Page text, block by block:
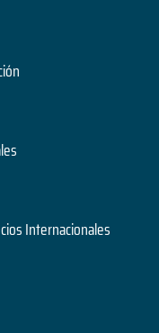
Internacionales